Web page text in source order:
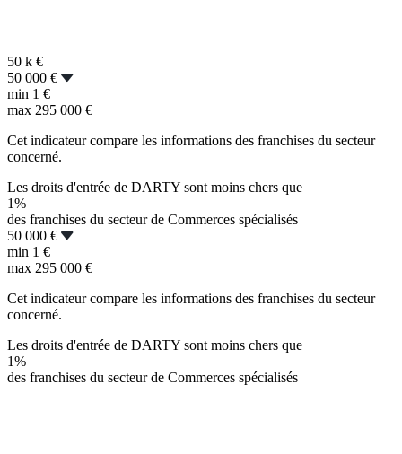
50 k €
50 000 €
min 1 €
max 295 000 €
Cet indicateur compare les informations des franchises du secteur
concerné.
Les droits d'entrée de DARTY sont moins chers que
1%
des franchises du secteur de Commerces spécialisés
50 000 €
min 1 €
max 295 000 €
Cet indicateur compare les informations des franchises du secteur
concerné.
Les droits d'entrée de DARTY sont moins chers que
1%
des franchises du secteur de Commerces spécialisés